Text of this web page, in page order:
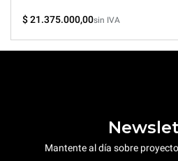
$ 21.375.000,00sin IVA
Mantente al día sobre